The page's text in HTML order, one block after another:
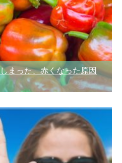
まった、赤くなった原因